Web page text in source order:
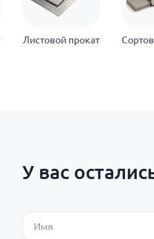
Листовой прокат
У вас